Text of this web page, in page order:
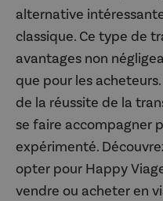
alternative
classique. Ce type de
avantages non
que pour les
de la réussite de la
se faire accompagner
expérimenté.
opter pour Happy
vendre ou acheter en